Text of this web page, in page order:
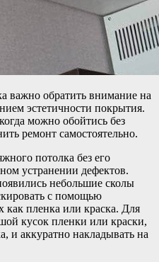
важно обратить внимание на
эстетичности покрытия.
можно обойтись без
ремонт самостоятельно.
потолка без его
устранении дефектов.
небольшие сколы
с помощью
как пленка или краска. Для
кусок пленки или краски,
и аккуратно накладывать на